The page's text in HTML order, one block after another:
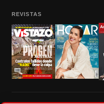
REVISTAS